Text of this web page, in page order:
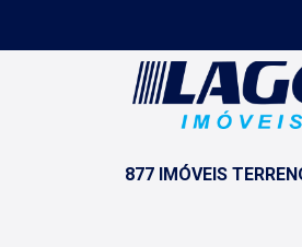
877 IMÓVEIS